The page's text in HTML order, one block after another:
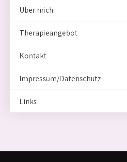
Über mich
Therapieangebot
Kontakt
Impressum/Datenschutz
Links